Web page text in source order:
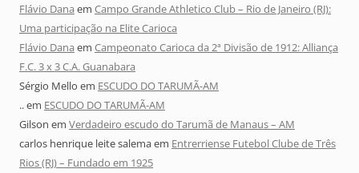
Flávio Dana em Campo Grande Athletico Club – Rio de Janeiro (RJ):
Uma participação na Elite Carioca
Flávio Dana em Campeonato Carioca da 2ª Divisão de 1912: Alliança
F.C. 3 x 3 C.A. Guanabara
Sérgio Mello em ESCUDO DO TARUMÃ-AM
..em ESCUDO DO TARUMÃ-AM
Gilson em Verdadeiro escudo do Tarumã de Manaus – AM
carlos henrique leite salemaem Entrerriense Futebol Clube de Três
Rios (RJ) – Fundado em 1925